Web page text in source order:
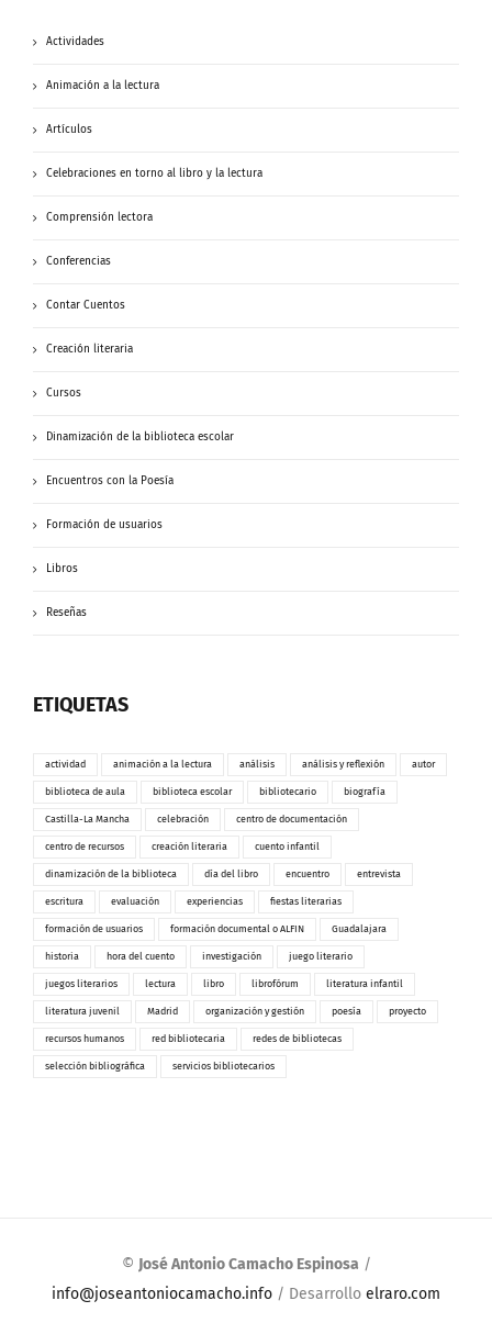
Actividades
Animación a la lectura
Artículos
Celebraciones en torno al libro y la lectura
Comprensión lectora
Conferencias
Contar Cuentos
Creación literaria
Cursos
Dinamización de la biblioteca escolar
Encuentros con la Poesía
Formación de usuarios
Libros
Reseñas
ETIQUETAS
actividad animación a la lectura análisis análisis y reflexión autor
biblioteca de aula biblioteca escolar bibliotecario biografía
Castilla-La Mancha celebración centro de documentación
centro de recursos creación literaria cuento infantil
dinamización de la biblioteca día del libro encuentro entrevista
escritura evaluación experiencias fiestas literarias
formación de usuarios formación documental o ALFIN Guadalajara
historia hora del cuento investigación juego literario
juegos literarios lectura libro librofórum literatura infantil
literatura juvenil Madrid organización y gestión poesía proyecto
recursos humanos red bibliotecaria redes de bibliotecas
selección bibliográfica servicios bibliotecarios
© José Antonio Camacho Espinosa /
info@joseantoniocamacho.info / Desarrollo elraro.com